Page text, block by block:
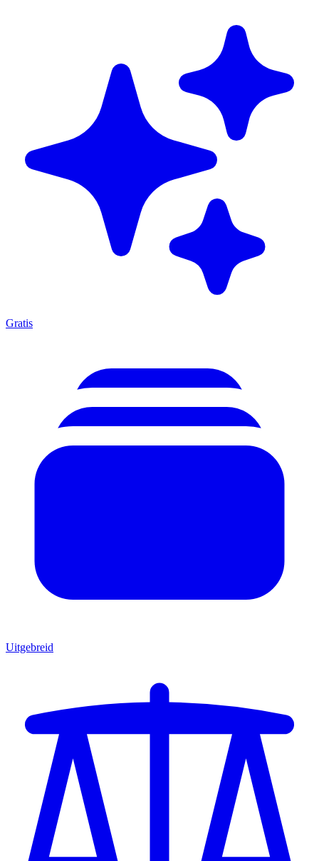
Gratis
Uitgebreid